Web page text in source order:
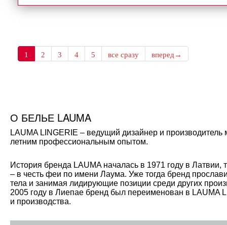
1 2 3 4 5 все сразу вперед→
О БЕЛЬЕ LAUMA
LAUMA LINGERIE – ведущий дизайнер и
летним профессиональным опытом.
История бренда LAUMA началась в 1971 году в
– в честь феи по имени Лаума. Уже тогда бренд
тела и занимая лидирующие позиции среди других
2005 году в Лиепае бренд был переименован в LAUMA
и производства.